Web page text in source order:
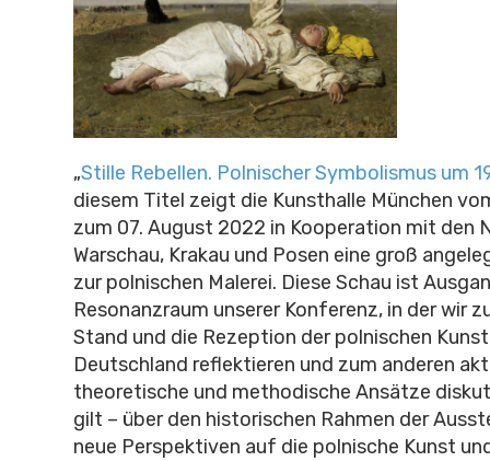
„Stille Rebellen. Polnischer Symbolismus um
diesem Titel zeigt die Kunsthalle München
zum 07. August 2022 in Kooperation mit den
Warschau, Krakau und Posen eine groß
zur polnischen Malerei. Diese Schau ist
Resonanzraum unserer Konferenz, in der wir
Stand und die Rezeption der polnischen
Deutschland reflektieren und zum anderen
theoretische und methodische Ansätze
gilt – über den historischen Rahmen der
neue Perspektiven auf die polnische Kunst